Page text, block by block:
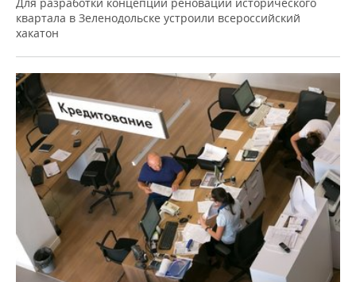
квартала в Зеленодольске устроили всероссийский
хакатон